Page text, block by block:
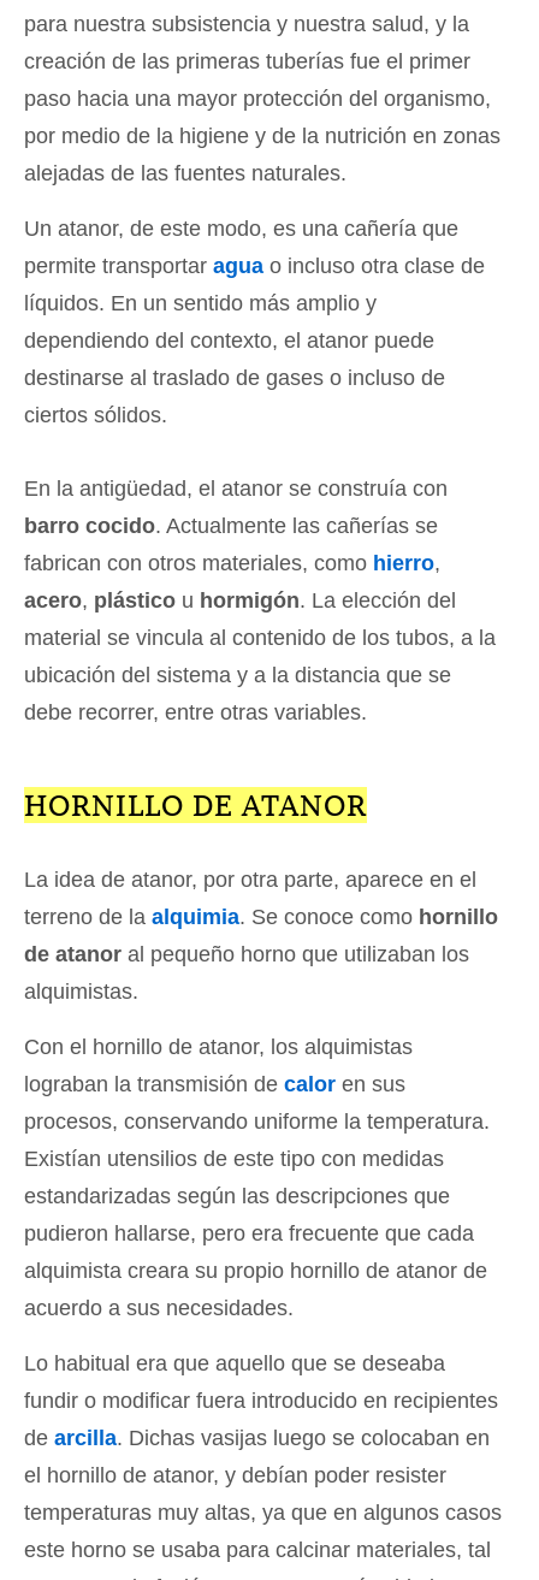
para nuestra subsistencia y nuestra salud, y la
creación de las primeras tuberías fue el primer
paso hacia una mayor protección del organismo,
por medio de la higiene y de la nutrición en zonas
alejadas de las fuentes naturales.
Un atanor, de este modo, es una cañería que
permite transportar agua o incluso otra clase de
líquidos. En un sentido más amplio y
dependiendo del contexto, el atanor puede
destinarse al traslado de gases o incluso de
ciertos sólidos.
En la antigüedad, el atanor se construía con
barro cocido. Actualmente las cañerías se
fabrican con otros materiales, como hierro,
acero, plástico u hormigón. La elección del
material se vincula al contenido de los tubos, a la
ubicación del sistema y a la distancia que se
debe recorrer, entre otras variables.
HORNILLO DE ATANOR
La idea de atanor, por otra parte, aparece en el
terreno de la alquimia. Se conoce como hornillo
de atanor al pequeño horno que utilizaban los
alquimistas.
Con el hornillo de atanor, los alquimistas
lograban la transmisión de calor en sus
procesos, conservando uniforme la temperatura.
Existían utensilios de este tipo con medidas
estandarizadas según las descripciones que
pudieron hallarse, pero era frecuente que cada
alquimista creara su propio hornillo de atanor de
acuerdo a sus necesidades.
Lo habitual era que aquello que se deseaba
fundir o modificar fuera introducido en recipientes
de arcilla. Dichas vasijas luego se colocaban en
el hornillo de atanor, y debían poder resister
temperaturas muy altas, ya que en algunos casos
este horno se usaba para calcinar materiales, tal